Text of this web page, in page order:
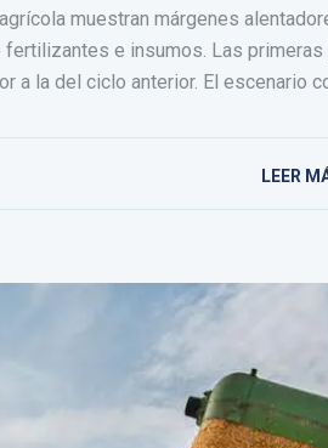
muestran márgenes
e insumos. Las
a la del ciclo anterior. El escenario
LEER